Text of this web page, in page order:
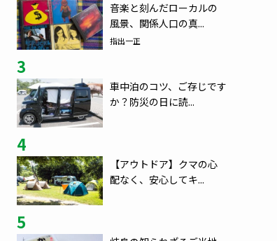
音楽と刻んだローカルの
風景、関係人口の真...
指出一正
3
車中泊のコツ、ご存じです
か？防災の日に読...
4
【アウトドア】クマの心
配なく、安心してキ...
5